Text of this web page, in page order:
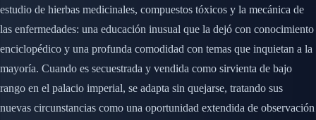
estudio de hierbas medicinales, compuestos tóxicos y la mecánica de
las enfermedades: una educación inusual que la dejó con conocimiento
enciclopédico y una profunda comodidad con temas que inquietan a la
mayoría. Cuando es secuestrada y vendida como sirvienta de bajo
rango en el palacio imperial, se adapta sin quejarse, tratando sus
nuevas circunstancias como una oportunidad extendida de observación